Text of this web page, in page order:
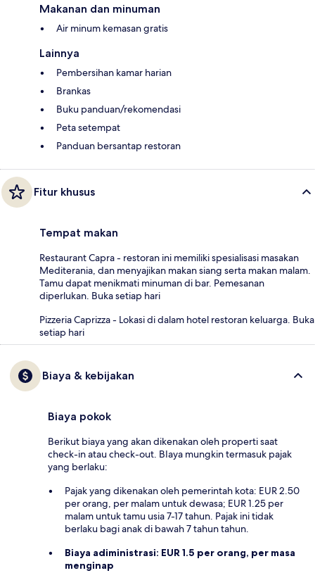
Makanan dan minuman
Air minum kemasan gratis
Lainnya
Pembersihan kamar harian
Brankas
Buku panduan/rekomendasi
Peta setempat
Panduan bersantap restoran
Fitur khusus
Tempat makan
Restaurant Capra - restoran ini memiliki spesialisasi masakan
Mediterania, dan menyajikan makan siang serta makan malam.
Tamu dapat menikmati minuman di bar. Pemesanan
diperlukan. Buka setiap hari
Pizzeria Caprizza - Lokasi di dalam hotel restoran keluarga. Buka
setiap hari
Biaya & kebijakan
Biaya pokok
Berikut biaya yang akan dikenakan oleh properti saat
check-in atau check-out. BIaya mungkin termasuk pajak
yang berlaku:
Pajak yang dikenakan oleh pemerintah kota: EUR 2.50
per orang, per malam untuk dewasa; EUR 1.25 per
malam untuk tamu usia 7-17 tahun. Pajak ini tidak
berlaku bagi anak di bawah 7 tahun tahun.
Biaya adiministrasi: EUR 1.5 per orang, per masa
menginap